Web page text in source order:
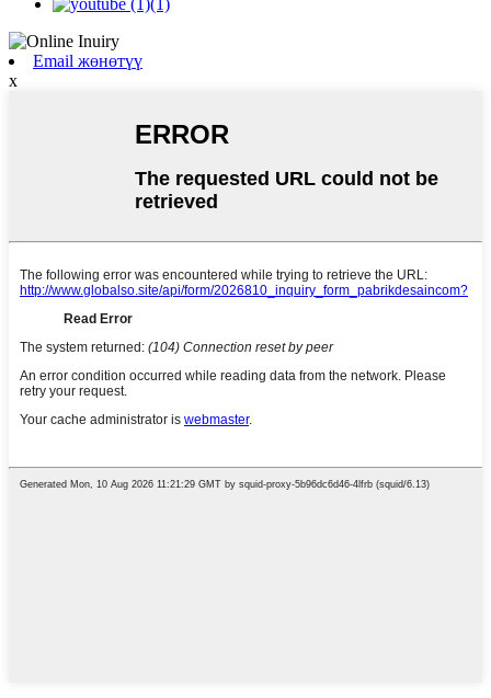
Email жөнөтүү
x